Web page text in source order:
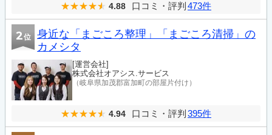
4.88 口コミ・評判 473件
2位
身近な「まごころ整理」「まごころ清掃」の
カメシタ
[運営会社]
株式会社オアシス.サービス
（岐阜県加茂郡富加町の部屋片付け）
4.94 口コミ・評判 395件